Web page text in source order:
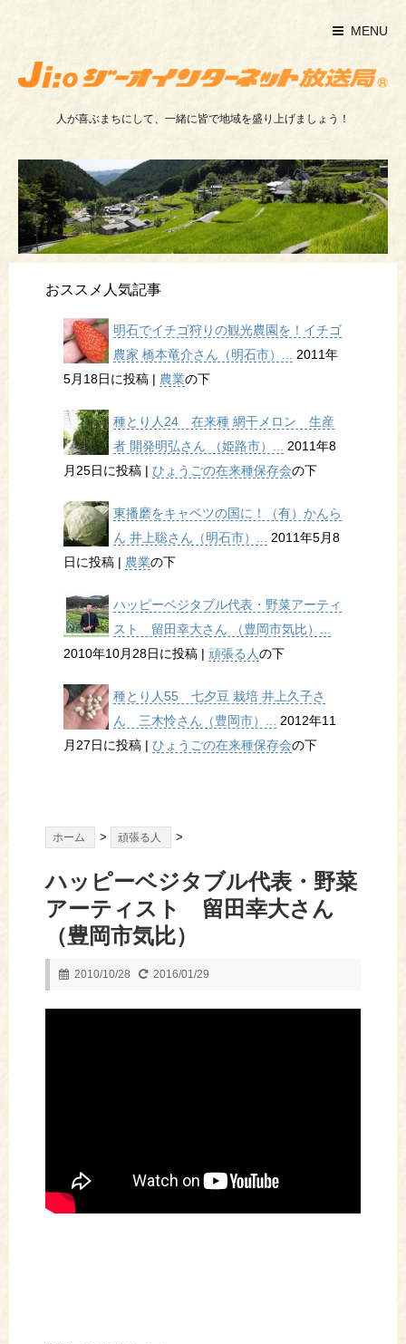
MENU
人が喜ぶまちにして、一緒に皆で地域を盛り上げましょう！
おススメ人気記事
明石でイチゴ狩りの観光農園を！イチゴ
農家 橋本竜介さん（明石市）... 2011年
5月18日に投稿 | 農業の下
種とり人24 在来種 網干メロン 生産
者 開発明弘さん （姫路市）... 2011年8
月25日に投稿 | ひょうごの在来種保存会の下
東播磨をキャベツの国に！（有）かんら
ん 井上聡さん（明石市）... 2011年5月8
日に投稿 | 農業の下
ハッピーベジタブル代表・野菜アーティ
スト 留田幸大さん （豊岡市気比）...
2010年10月28日に投稿 | 頑張る人の下
種とり人55 七夕豆 栽培 井上久子さ
ん 三木怜さん（豊岡市）... 2012年11
月27日に投稿 | ひょうごの在来種保存会の下
ホーム > 頑張る人 >
ハッピーベジタブル代表・野菜
アーティスト 留田幸大さん
（豊岡市気比）
2010/10/28 2016/01/29